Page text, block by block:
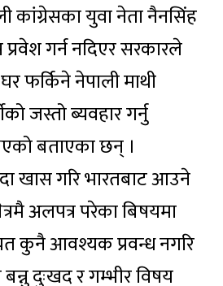
कांग्रेसका युवा नेता नैनसिंह
गर्न नदिएर सरकारले
फर्किने नेपाली माथी
जस्तो ब्यवहार गर्नु
बताएका छन् ।
खास गरि भारतबाट आउने
अलपत्र परेका बिषयमा
कुनै आवश्यक प्रवन्ध नगरि
दुःखद र गम्भीर विषय